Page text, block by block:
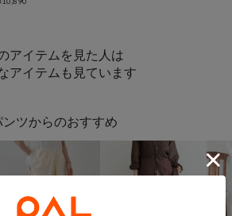
アイテムを見た人は
アイテムも見ています
ンツからのおすすめ